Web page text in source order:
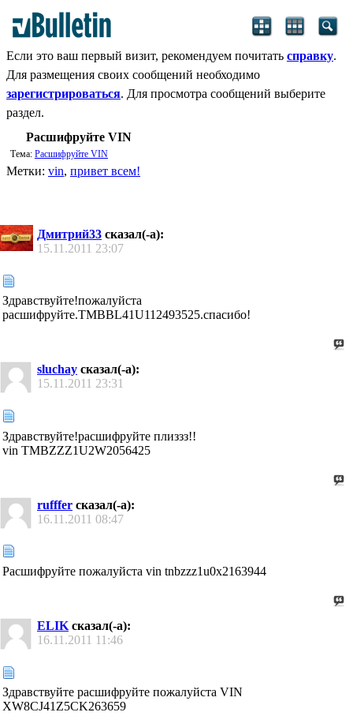
Если это ваш первый визит, рекомендуем почитать справку.
Для размещения своих сообщений необходимо
зарегистрироваться. Для просмотра сообщений выберите
раздел.
Расшифруйте VIN
Тема: Расшифруйте VIN
Метки: vin, привет всем!
Дмитрий33 сказал(-а):
15.11.2011 23:07
Здравствуйте!пожалуйста
расшифруйте.TMBBL41U112493525.спасибо!
sluchay сказал(-а):
15.11.2011 23:31
Здравствуйте!расшифруйте плиззз!!
vin TMBZZZ1U2W2056425
rufffer сказал(-а):
16.11.2011 08:47
Расшифруйте пожалуйста vin tnbzzz1u0x2163944
ELIK сказал(-а):
16.11.2011 11:46
Здравствуйте расшифруйте пожалуйста VIN
XW8CJ41Z5CK263659